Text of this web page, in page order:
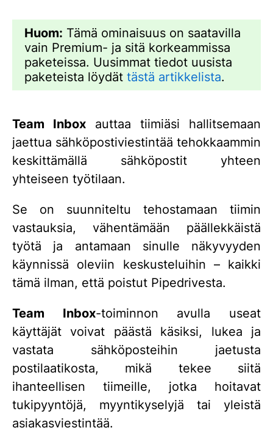
Huom: Tämä ominaisuus on saatavilla
vain Premium- ja sitä korkeammissa
paketeissa. Uusimmat tiedot uusista
paketeista löydät tästä artikkelista.
Team Inbox auttaa tiimiäsi hallitsemaan
jaettua sähköpostiviestintää tehokkaammin
keskittämällä sähköpostit yhteen
yhteiseen työtilaan.
Se on suunniteltu tehostamaan tiimin
vastauksia, vähentämään päällekkäistä
työtä ja antamaan sinulle näkyvyyden
käynnissä oleviin keskusteluihin – kaikki
tämä ilman, että poistut Pipedrivesta.
Team Inbox-toiminnon avulla useat
käyttäjät voivat päästä käsiksi, lukea ja
vastata sähköposteihin jaetusta
postilaatikosta, mikä tekee siitä
ihanteellisen tiimeille, jotka hoitavat
tukipyyntöjä, myyntikyselyjä tai yleistä
asiakasviestintää.